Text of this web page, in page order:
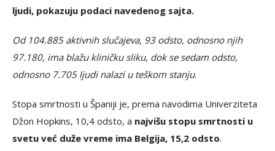
ljudi, pokazuju podaci navedenog sajta.
Od 104.885 aktivnih slučajeva, 93 odsto, odnosno njih
97.180, ima blažu kliničku sliku, dok se sedam odsto,
odnosno 7.705 ljudi nalazi u teškom stanju.
Stopa smrtnosti u Španiji je, prema navodima Univerziteta
Džon Hopkins, 10,4 odsto, a najvišu stopu smrtnosti u
svetu već duže vreme ima Belgija, 15,2 odsto.